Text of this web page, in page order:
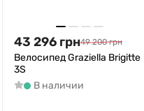
43 296 грн49 200 грн
Велосипед Graziella Brigitte
3S
В наличии